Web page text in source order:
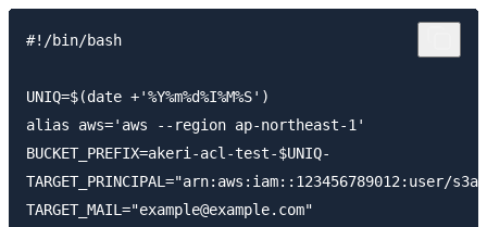
#!/bin/bash
UNIQ=$(date +'%Y%m%d%I%M%S')
alias aws='aws --region ap-northeast-1'
BUCKET_PREFIX=akeri-acl-test-$UNIQ-
TARGET_PRINCIPAL="arn:aws:iam::123456789012:user/
TARGET_MAIL="example@example.com"